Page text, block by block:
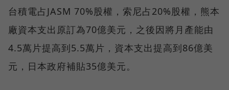
台積電占JASM 70%股權，索尼占20%股權，熊本
廠資本支出原訂為70億美元，之後因將月產能由
4.5萬片提高到5.5萬片，資本支出提高到86億美
元，日本政府補貼35億美元。